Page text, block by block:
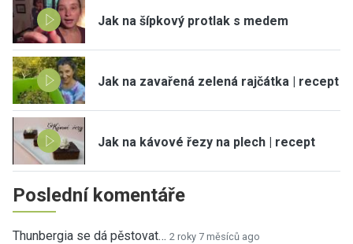
Jak na šípkový protlak s medem
Jak na zavařená zelená rajčátka | recept
Jak na kávové řezy na plech | recept
Poslední komentáře
Thunbergia se dá pěstovat… 2 roky 7 měsíců ago